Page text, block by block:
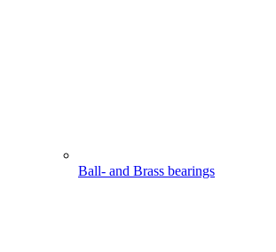
Ball- and Brass bearings